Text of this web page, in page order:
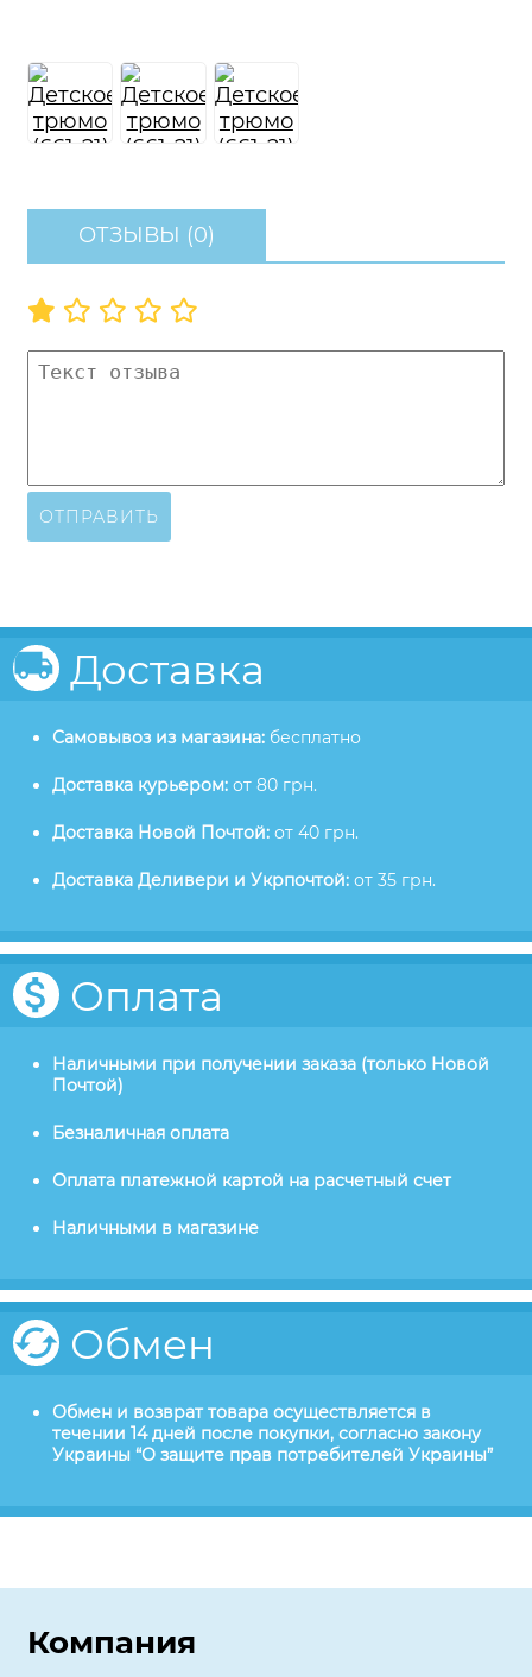
ОТЗЫВЫ (0)
ОТПРАВИТЬ
Доставка
Самовывоз из магазина: бесплатно
Доставка курьером: от 80 грн.
Доставка Новой Почтой: от 40 грн.
Доставка Деливери и Укрпочтой: от 35 грн.
Оплата
Наличными при получении заказа (только Новой
Почтой)
Безналичная оплата
Оплата платежной картой на расчетный счет
Наличными в магазине
Обмен
Обмен и возврат товара осуществляется в
течении 14 дней после покупки, согласно закону
Украины “О защите прав потребителей Украины”
Компания